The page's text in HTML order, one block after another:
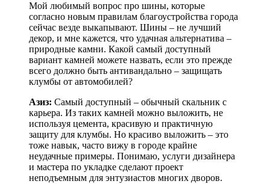
Мой любимый вопрос про шины, которые
согласно новым правилам благоустройства города
сейчас везде выкапывают. Шины – не лучший
декор, и мне кажется, что удачная альтернатива –
природные камни. Какой самый доступный
вариант камней можете назвать, если это прежде
всего должно быть антивандально – защищать
клумбы от автомобилей?
Азиз: Самый доступный – обычный скальник с
карьера. Из таких камней можно выложить, не
используя цемента, красивую и практичную
защиту для клумбы. Но красиво выложить – это
тоже навык, часто вижу в городе крайне
неудачные примеры. Понимаю, услуги дизайнера
и мастера по укладке сделают проект
неподъемным для энтузиастов многих дворов.